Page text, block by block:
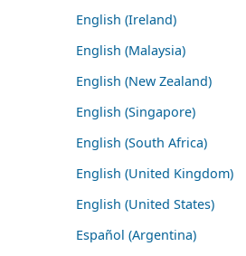
English (Ireland)
English (Malaysia)
English (New Zealand)
English (Singapore)
English (South Africa)
English (United Kingdom)
English (United States)
Español (Argentina)